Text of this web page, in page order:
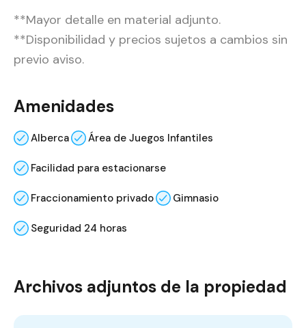
**Mayor detalle en material adjunto.
**Disponibilidad y precios sujetos a cambios sin
previo aviso.
Amenidades
Alberca Área de Juegos Infantiles
Facilidad para estacionarse
Fraccionamiento privado Gimnasio
Seguridad 24 horas
Archivos adjuntos de la propiedad